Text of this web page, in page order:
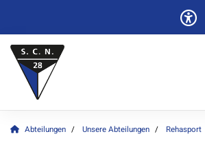
Abteilungen Unsere Abteilungen Rehasport